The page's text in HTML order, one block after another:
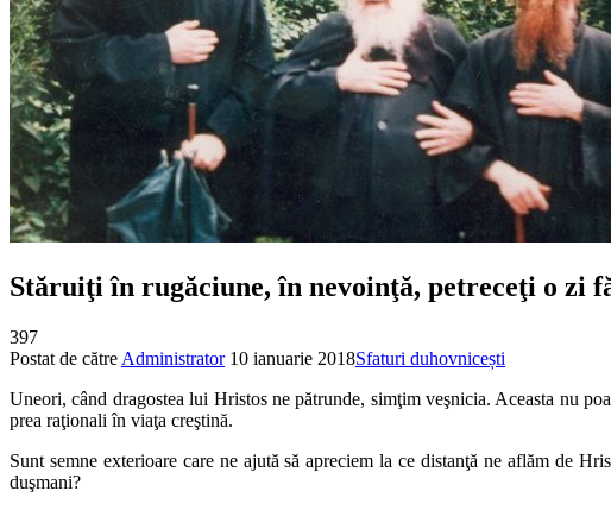
Stăruiţi în rugăciune, în nevoinţă, petreceţi o zi
397
Postat de către Administrator 10 ianuarie 2018Sfaturi duhovnicești
Uneori, când dragostea lui Hristos ne pătrunde, simţim veşnicia. Aceasta nu
prea raţionali în viaţa creştină.
Sunt semne exterioare care ne ajută să apreciem la ce distanţă ne aflăm de
duşmani?